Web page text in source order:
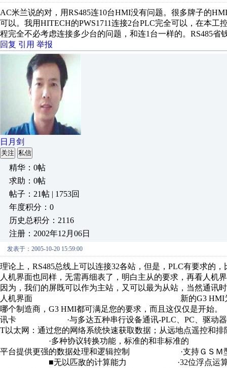
AC米兰说的对，用RS485连10台HMI没有问题。很多牌子的
可以。我用HITECH的PWS1711连接2台PLC完全可以，在本工
程完全不必考虑连接多少台的问题，和连1台一样的。RS485省
回复 引用 举报
日月剑
关注 私信
精华：0帖
求助：0帖
帖子：21帖 | 1753回
年度积分：0
历史总积分：2116
注册：2002年12月06日
发表于：2005-10-20 15:59:00
理论上，RS485总线上可以连接32各站，但是，PLC有要求的
人机界面也同样，无需再细表了，明白主从的要求，再看人机
因为，我们的屏既可以作为主站，又可以最为从站，当然通讯
人机界面 新的G3 HMI为您提供多达5种不
哪个制造商，G3 HMI都可满足您的要求，而且
讯卡 ·与多达五种串行设备通讯-PLC、PC、驱动
T以太网：通过您的网络系统快速获取数据；从远地点
·多种协议转换功能，标准的和非标准的 ·
平台提供更强的数据处理和逻辑控制 ·支持Ｇ
■无以匹敌的计算能力 ·32位浮点运